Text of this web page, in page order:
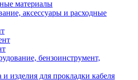
материалы
аксессуары и расходные
бензоинструмент,